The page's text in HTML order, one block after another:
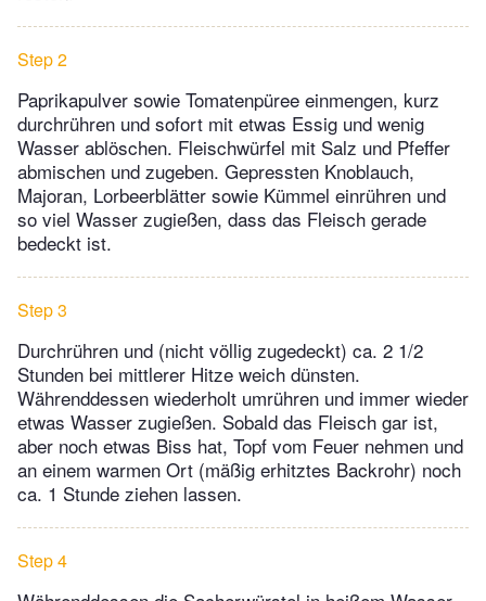
Step 2
Paprikapulver sowie Tomatenpüree einmengen, kurz
durchrühren und sofort mit etwas Essig und wenig
Wasser ablöschen. Fleischwürfel mit Salz und Pfeffer
abmischen und zugeben. Gepressten Knoblauch,
Majoran, Lorbeerblätter sowie Kümmel einrühren und
so viel Wasser zugießen, dass das Fleisch gerade
bedeckt ist.
Step 3
Durchrühren und (nicht völlig zugedeckt) ca. 2 1/2
Stunden bei mittlerer Hitze weich dünsten.
Währenddessen wiederholt umrühren und immer wieder
etwas Wasser zugießen. Sobald das Fleisch gar ist,
aber noch etwas Biss hat, Topf vom Feuer nehmen und
an einem warmen Ort (mäßig erhitztes Backrohr) noch
ca. 1 Stunde ziehen lassen.
Step 4